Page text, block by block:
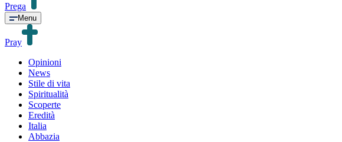
Prega
Menu
Pray
Opinioni
News
Stile di vita
Spiritualità
Scoperte
Eredità
Italia
Abbazia